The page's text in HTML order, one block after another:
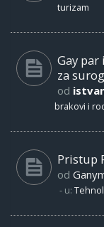
turizam
Gay par
za
od
brakovi i
Pristup
od
- u: